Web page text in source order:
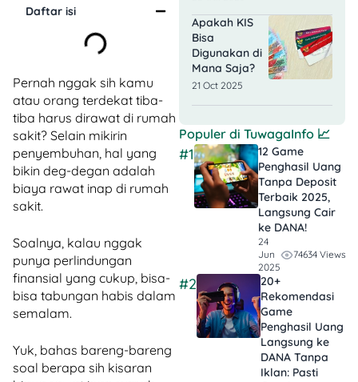
Daftar isi
Pernah nggak sih kamu
atau orang terdekat tiba-
tiba harus dirawat di rumah
sakit? Selain mikirin
penyembuhan, hal yang
bikin deg-degan adalah
biaya rawat inap di rumah
sakit.
Soalnya, kalau nggak
punya perlindungan
finansial yang cukup, bisa-
bisa tabungan habis dalam
semalam.
Yuk, bahas bareng-bareng
soal berapa sih kisaran
Apakah KIS
Bisa
Digunakan di
Mana Saja?
21 Oct 2025
Populer di TuwagaInfo 📈
#1
12 Game
Penghasil Uang
Tanpa Deposit
Terbaik 2025,
Langsung Cair
ke DANA!
24
Jun
2025
74634 Views
#2
20+
Rekomendasi
Game
Penghasil Uang
Langsung ke
DANA Tanpa
Iklan​: Pasti